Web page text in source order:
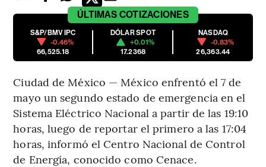
ÚLTIMAS COTIZACIONES
S&P/BMV IPC
-0.46%
66,525.18
DÓLAR SPOT
+0.01%
17.2368
NASDAQ
-0.83%
26,363.44
Ciudad de México — México enfrentó el 7 de
mayo un segundo estado de emergencia en el
Sistema Eléctrico Nacional a partir de las 19:10
horas, luego de reportar el primero a las 17:04
horas, informó el Centro Nacional de Control
de Energía, conocido como Cenace.